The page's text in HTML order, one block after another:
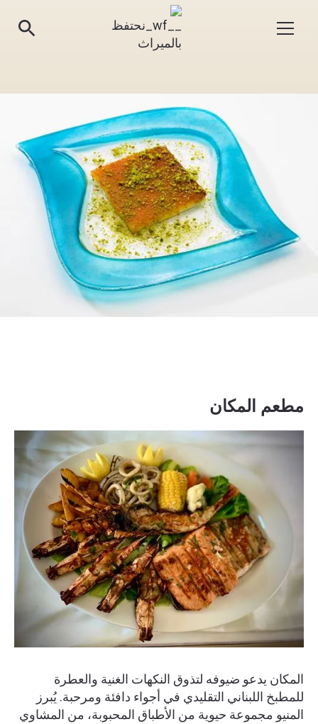
مطعم المكان
المكان يدعو ضيوفه لتذوق النكهات الغنية والعطرة
للمطبخ اللبناني التقليدي في أجواء دافئة ومرحبة. يُبرز
المنيو مجموعة حيوية من الأطباق المحبوبة، من المشاوي